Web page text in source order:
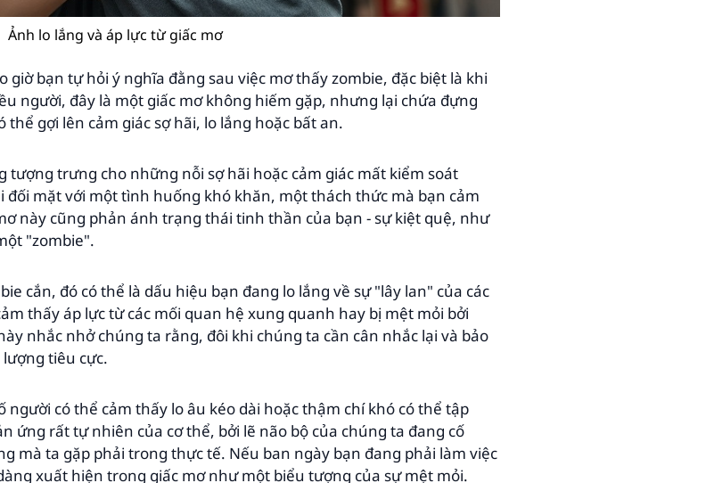
Ảnh lo lắng và áp lực từ giấc mơ
giờ bạn tự hỏi ý nghĩa đằng sau việc mơ thấy zombie, đặc biệt là khi
người, đây là một giấc mơ không hiếm gặp, nhưng lại chứa đựng
gợi lên cảm giác sợ hãi, lo lắng hoặc bất an.
tượng trưng cho những nỗi sợ hãi hoặc cảm giác mất kiểm soát
đối mặt với một tình huống khó khăn, một thách thức mà bạn cảm
này cũng phản ánh trạng thái tinh thần của bạn - sự kiệt quệ, như
"zombie".
cắn, đó có thể là dấu hiệu bạn đang lo lắng về sự "lây lan" của các
thấy áp lực từ các mối quan hệ xung quanh hay bị mệt mỏi bởi
nhắc nhở chúng ta rằng, đôi khi chúng ta cần cân nhắc lại và bảo
tiêu cực.
người có thể cảm thấy lo âu kéo dài hoặc thậm chí khó có thể tập
ứng rất tự nhiên của cơ thể, bởi lẽ não bộ của chúng ta đang cố
mà ta gặp phải trong thực tế. Nếu ban ngày bạn đang phải làm việc
xuất hiện trong giấc mơ như một biểu tượng của sự mệt mỏi.